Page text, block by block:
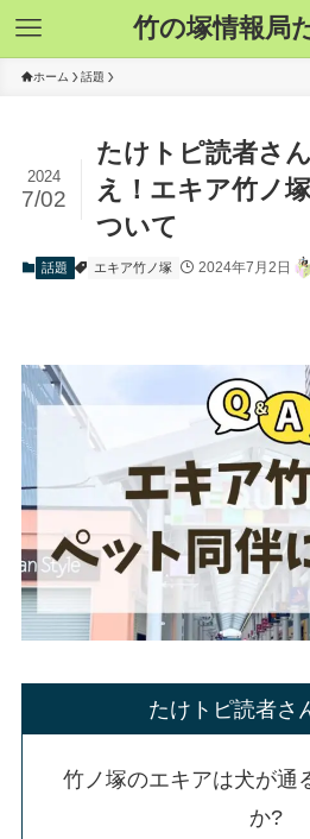
竹の塚情報局
ホーム 話題
たけトピ読者さ
え！エキア竹ノ
ついて
2024
7/02
話題 エキア竹ノ塚 2024年7月2日
たけトピ読者さ
竹ノ塚のエキアは犬が通
か?